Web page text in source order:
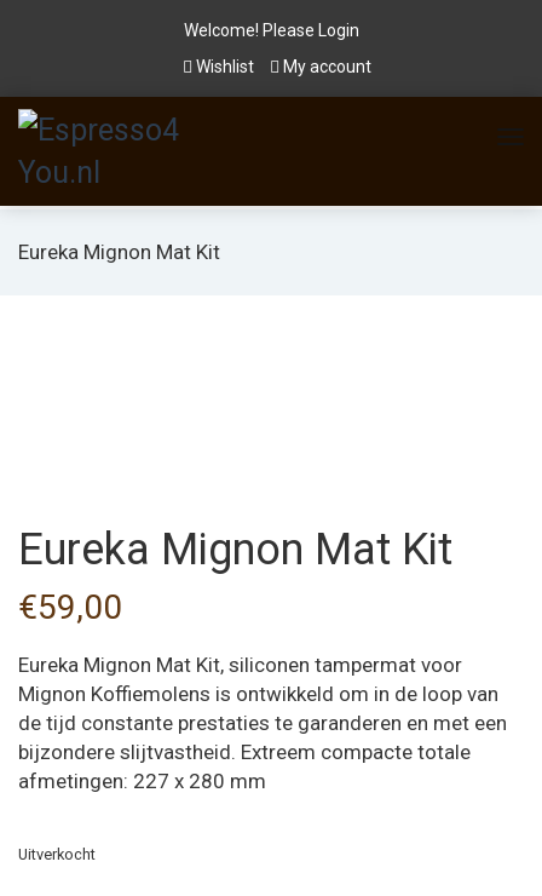
Welcome! Please
Login
Wishlist
My account
Eureka Mignon Mat Kit
Eureka Mignon Mat Kit
€59,00
Eureka Mignon Mat Kit, siliconen tampermat voor
Mignon Koffiemolens is ontwikkeld om in de loop van
de tijd constante prestaties te garanderen en met een
bijzondere slijtvastheid. Extreem compacte totale
afmetingen: 227 x 280 mm
Uitverkocht